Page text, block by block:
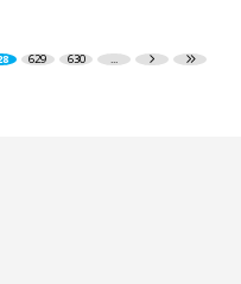
629 630 ...